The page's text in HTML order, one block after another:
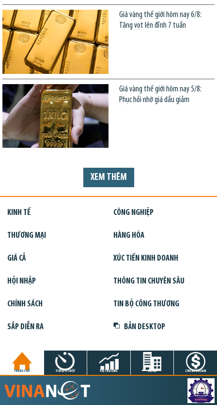
Giá vàng thế giới hôm nay 6/8:
Tăng vọt lên đỉnh 7 tuần
Giá vàng thế giới hôm nay 5/8:
Phục hồi nhờ giá dầu giảm
XEM THÊM
KINH TẾ CÔNG NGHIỆP
THƯƠNG MẠI HÀNG HÓA
GIÁ CẢ XÚC TIẾN KINH DOANH
HỘI NHẬP THÔNG TIN CHUYÊN SÂU
CHÍNH SÁCH TIN BỘ CÔNG THƯƠNG
SẮP DIỄN RA BẢN DESKTOP
TRANG CHỦ TIN GIỜ CHÓT THỊ TRƯỜNG DỰ ÁN CHỨNG KHOÁN